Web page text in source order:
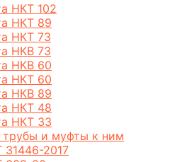
НКТ 102
НКТ 89
НКТ 73
НКВ 73
НКВ 60
НКТ 60
НКВ 89
НКТ 48
НКТ 33
трубы и муфты к ним
31446-2017